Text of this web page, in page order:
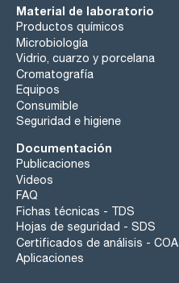
Material de laboratorio
Productos químicos
Microbiología
Vidrio, cuarzo y porcelana
Cromatografía
Equipos
Consumible
Seguridad e higiene
Documentación
Publicaciones
Videos
FAQ
Fichas técnicas - TDS
Hojas de seguridad - SDS
Certificados de análisis - COA
Aplicaciones